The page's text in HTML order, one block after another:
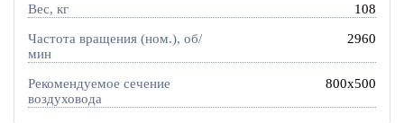
Вес, кг 108
Частота вращения (ном.), об/
мин
2960
Рекомендуемое сечение
воздуховода
800x500